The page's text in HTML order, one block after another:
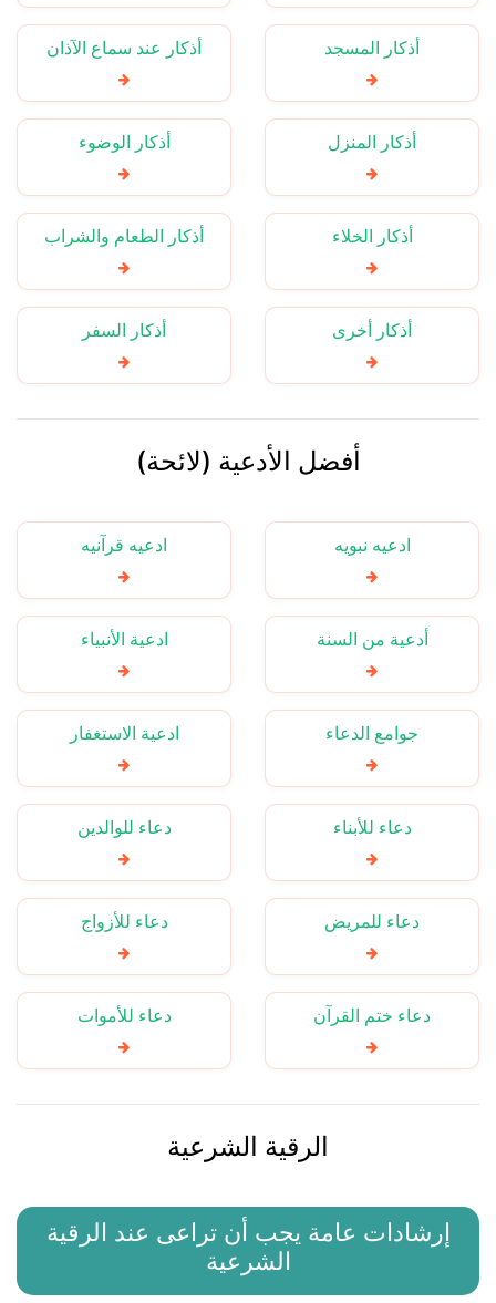
أذكار عند سماع الآذان أذكار المسجد
أذكار الوضوء أذكار المنزل
أذكار الطعام والشراب أذكار الخلاء
أذكار السفر أذكار أخرى
أفضل الأدعية (لائحة)
ادعيه قرآنيه ادعيه نبويه
ادعية الأنبياء أدعية من السنة
ادعية الاستغفار جوامع الدعاء
دعاء للوالدين دعاء للأبناء
دعاء للأزواج دعاء للمريض
دعاء للأموات دعاء ختم القرآن
الرقية الشرعية
إرشادات عامة يجب أن تراعى عند الرقية
الشرعية